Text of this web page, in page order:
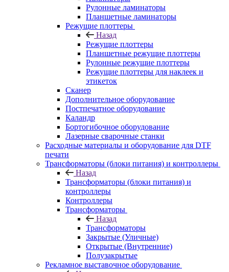
Рулонные ламинаторы
Планшетные ламинаторы
Режущие плоттеры
Назад
Режущие плоттеры
Планшетные режущие плоттеры
Рулонные режущие плоттеры
Режущие плоттеры для наклеек и
этикеток
Сканер
Дополнительное оборудование
Постпечатное оборудование
Каландр
Бортогибочное оборудование
Лазерные сварочные станки
Расходные материалы и оборудование для DTF
печати
Трансформаторы (блоки питания) и контроллеры
Назад
Трансформаторы (блоки питания) и
контроллеры
Контроллеры
Трансформаторы
Назад
Трансформаторы
Закрытые (Уличные)
Открытые (Внутренние)
Полузакрытые
Рекламное выставочное оборудование